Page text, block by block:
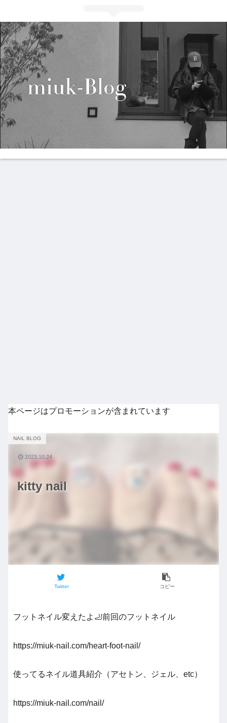
本ページはプロモーションが含まれています
kitty nail
NAIL BLOG
Twitter コピー
2023.10.24
フットネイル変えたよ🦶前回のフットネイル
https://miuk-nail.com/heart-foot-nail/
使ってるネイル道具紹介（アセトン、ジェル、etc）
https://miuk-nail.com/nail/